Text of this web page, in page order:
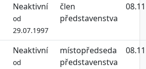
Neaktivní
od
29.07.1997
člen
představenstva
Neaktivní
od
místopředseda
představenstva